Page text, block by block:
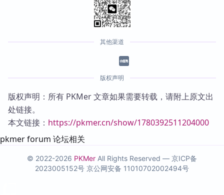
其他渠道
版权声明
版权声明：所有 PKMer 文章如果需要转载，请附上原文出
处链接。
本文链接： https://pkmer.cn/show/1780392511204000
pkmer forum 论坛相关
© 2022-2026 PKMer All Rights Reserved — 京ICP备
2023005152号 京公网安备 11010702002494号